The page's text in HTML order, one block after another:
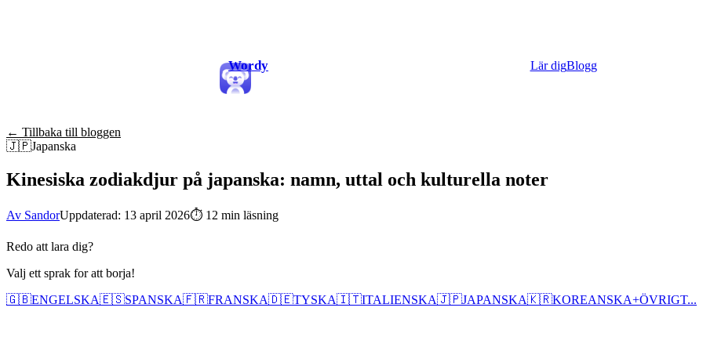
Wordy Lär digBlogg
← Tillbaka till bloggen
🇯🇵Japanska
Kinesiska zodiakdjur på japanska: namn, uttal och kulturella noter
Av SandorUppdaterad: 13 april 2026⏱ 12 min läsning
Redo att lara dig?
Valj ett sprak for att borja!
🇬🇧ENGELSKA🇪🇸SPANSKA🇫🇷FRANSKA🇩🇪TYSKA🇮🇹ITALIENSKA🇯🇵JAPANSKA🇰🇷KOREANSKA+ÖVRIGT...